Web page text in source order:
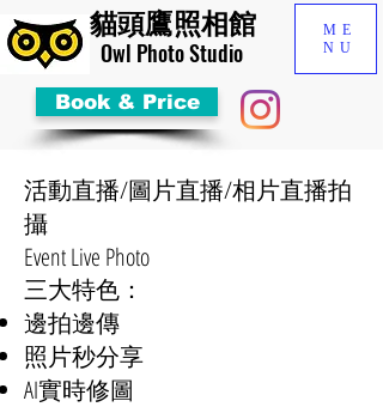
​Owl Photo Studio
Book & Price
貓頭鷹照相館
ME
NU
活動直播/圖片直播/相片直播拍
攝
Event Live Photo
​三大特色：
邊拍邊傳
照片秒分享
AI實時修圖